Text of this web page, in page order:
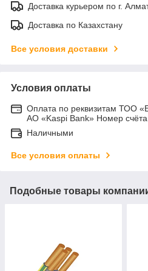
Доставка курьером по г.
Доставка по Казахстану
Все условия доставки
Условия оплаты
Оплата по реквизитам ТОО
АО «Kaspi Bank» Номер
Наличными
Все условия оплаты
Подобные товары